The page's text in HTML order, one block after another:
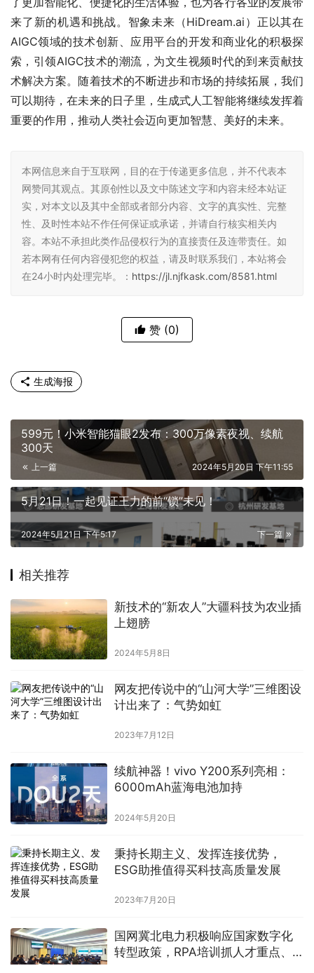
来了新的机遇和挑战。智象未来（HiDream.ai）正以其在
AIGC领域的技术创新、应用平台的开发和商业化的积极探
索，引领AIGC技术的潮流，为文生视频时代的到来贡献技
术解决方案。随着技术的不断进步和市场的持续拓展，我们
可以期待，在未来的日子里，生成式人工智能将继续发挥着
重要的作用，推动人类社会迈向更加智慧、美好的未来。
本网信息来自于互联网，目的在于传递更多信息，并不代表本
网赞同其观点。其原创性以及文中陈述文字和内容未经本站证
实，对本文以及其中全部或者部分内容、文字的真实性、完整
性、及时性本站不作任何保证或承诺，并请自行核实相关内
容。本站不承担此类作品侵权行为的直接责任及连带责任。如
若本网有任何内容侵犯您的权益，请及时联系我们，本站将会
在24小时内处理完毕。： https://jl.njfkask.com/8581.html
赞 (0)
生成海报
599元！小米智能猫眼2发布：300万像素夜视、续航
300天
上一篇 2024年5月20日 下午11:55
5月21日！一起见证王力的前“锁”未见！
下一篇
2024年5月21日 下午5:17
相关推荐
新技术的“新农人”大疆科技为农业插
上翅膀
2024年5月8日
网友把传说中的“山河大学”三维图设
计出来了：气势如虹
2023年7月12日
续航神器！vivo Y200系列亮相：
6000mAh蓝海电池加持
2024年5月20日
秉持长期主义、发挥连接优势，
ESG助推值得买科技高质量发展
2023年7月20日
国网冀北电力积极响应国家数字化
转型政策，RPA培训抓人才重点、